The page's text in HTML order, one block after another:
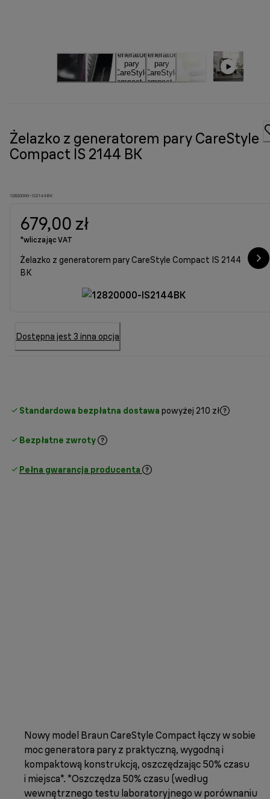
Żelazko z generatorem pary CareStyle
Compact IS 2144 BK
12820000-IS2144BK
679,00 zł
*wliczając VAT
Żelazko z generatorem pary CareStyle Compact IS 2144
BK
Dostępna jest 3 inna opcja
Standardowa bezpłatna dostawa powyżej 210 zł
Bezpłatne zwroty
Pełna gwarancja producenta
Nowy model Braun CareStyle Compact łączy w sobie
moc generatora pary z praktyczną, wygodną i
kompaktową konstrukcją, oszczędzając 50% czasu
i miejsca*. *Oszczędza 50% czasu (według
wewnętrznego testu laboratoryjnego w porównaniu